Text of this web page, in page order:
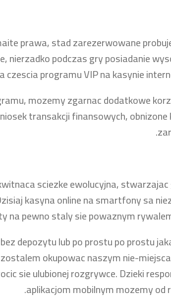
prawa, stad zarezerwowane
podczas gry posiadanie
programu VIP na kasynie
mozemy zgarnac dodatkowe
transakcji finansowych,
sciezke ewolucyjna,
kasyna online na smartfony sa
na pewno staly sie powaznym
depozytu lub po prostu po prostu
okupowac naszym nie-
sie ulubionej rozgrywce. Dzieki
aplikacjom mobilnym mozemy od